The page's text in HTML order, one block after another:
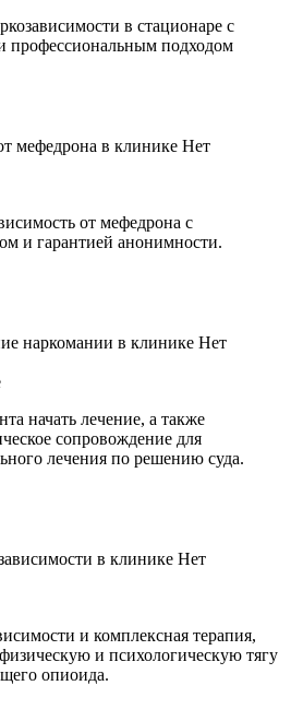
в стационаре с
профессиональным подходом
от мефедрона с
и гарантией анонимности.
начать лечение, а также
сопровождение для
лечения по решению суда.
и комплексная терапия,
и психологическую тягу
опиоида.